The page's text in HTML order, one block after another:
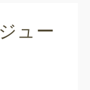
ュー